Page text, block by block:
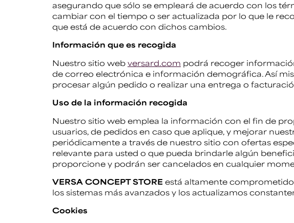
asegurando que sólo se empleará de acuerdo con los
cambiar con el tiempo o ser actualizada por lo que le
que está de acuerdo con dichos cambios.
Información que es recogida
Nuestro sitio web versard.com podrá recoger
de correo electrónica e información demográfica. Así
procesar algún pedido o realizar una entrega o
Uso de la información recogida
Nuestro sitio web emplea la información con el fin de
usuarios, de pedidos en caso que aplique, y mejorar
periódicamente a través de nuestro sitio con ofertas
relevante para usted o que pueda brindarle algún
proporcione y podrán ser cancelados en cualquier
VERSA CONCEPT STORE está altamente
los sistemas más avanzados y los actualizamos
Cookies